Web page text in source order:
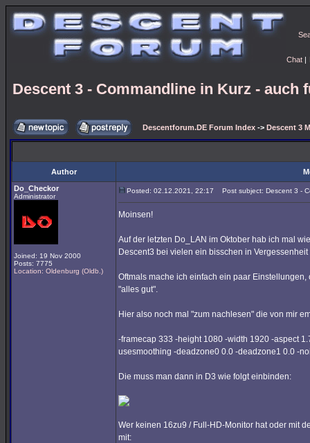
Chat |
Descent 3 - Commandline in Kurz - auch
Descentforum.DE Forum Index -> Descent 3
Author
Do_Checkor
Administrator
Joined: 19 Nov 2000
Posts: 7775
Location: Oldenburg (Oldb.)
Posted: 02.12.2021, 22:17 Post subject: Descent 3 -
Moinsen!
Auf der letzten Do_LAN im Oktober hab ich mal
Descent3 bei vielen ein bisschen in Vergessenheit
Oftmals mache ich einfach ein paar
"alles gut".
Hier also noch mal "zum nachlesen" die von mir
-framecap 333 -height 1080 -width 1920 -aspect
usesmoothing -deadzone0 0.0 -deadzone1 0.0 -
Die muss man dann in D3 wie folgt einbinden:
Wer keinen 16zu9 / Full-HD-Monitor hat oder mit
mit: